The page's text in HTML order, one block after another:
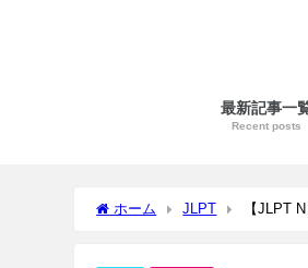
最新記事一
Recent posts
ホーム JLPT 【JLPT